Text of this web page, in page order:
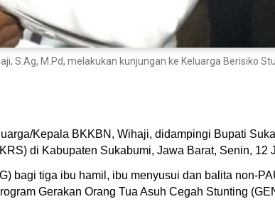
S.Ag, M.Pd, melakukan kunjungan ke Keluarga Berisiko
Kepala BKKBN, Wihaji, didampingi Bupati
di Kabupaten Sukabumi, Jawa Barat, Senin, 12
bagi tiga ibu hamil, ibu menyusui dan balita non-
Gerakan Orang Tua Asuh Cegah Stunting